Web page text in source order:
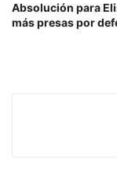
Absolución para
más presas por